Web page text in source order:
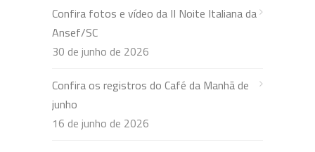
Confira fotos e vídeo da II Noite Italiana da
Ansef/SC
30 de junho de 2026
Confira os registros do Café da Manhã de
junho
16 de junho de 2026